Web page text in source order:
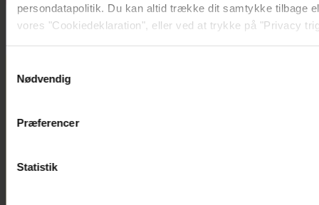
persondatapolitik. Du kan altid trække dit samtykke tilbage
vores "Cookiedeklaration", eller ved at trykke på "Privacy
Vi anvender egne cookies og cookies fra tredjeparter til at
generere statistik og huske dine præferencer samt til brug
Nødvendig
Præferencer
Statistik